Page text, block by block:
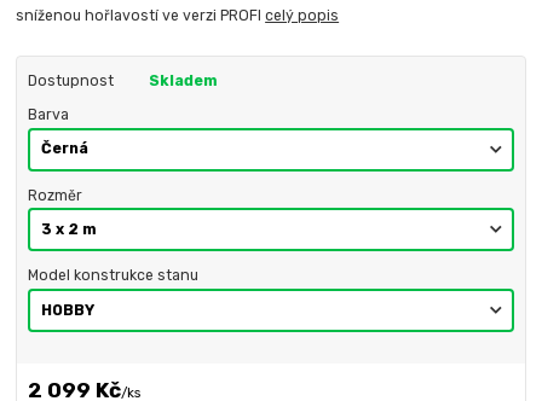
sníženou hořlavostí ve verzi PROFIcelý popis
Dostupnost Skladem
Barva
Rozměr
Model konstrukce stanu
2 099 Kč/ks